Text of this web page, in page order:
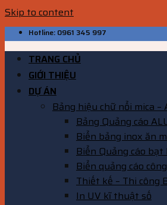
Skip to content
Hotline: 0961 345 997
TRANG CHỦ
GIỚI THIỆU
DỰ ÁN
Bảng hiệu chữ nổi mica –
Bảng Quảng cáo
Biển bảng inox ăn
Biển Quảng cáo
Biển quảng cáo
Thiết kế – Thi công
In UV kĩ thuật số